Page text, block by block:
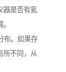
器是否有氦
布。如果存
所不同，从